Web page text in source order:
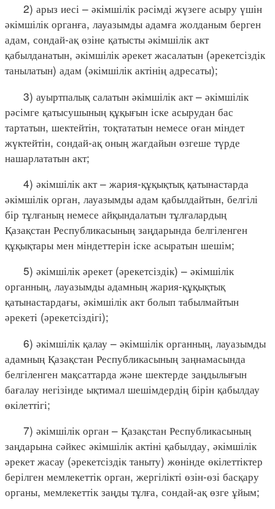
2) арыз иесі – әкімшілік рәсімді жүзеге асыру үшін
әкімшілік органға, лауазымды адамға жолданым берген
адам, сондай-ақ өзіне қатысты әкімшілік акт
қабылданатын, әкімшілік әрекет жасалатын (әрекетсіздік
танылатын) адам (әкімшілік актінің адресаты);
3) ауыртпалық салатын әкімшілік акт – әкімшілік
рәсімге қатысушының құқығын іске асырудан бас
тартатын, шектейтін, тоқтататын немесе оған міндет
жүктейтін, сондай-ақ оның жағдайын өзгеше түрде
нашарлататын акт;
4) әкімшілік акт – жария-құқықтық қатынастарда
әкімшілік орган, лауазымды адам қабылдайтын, белгілі
бір тұлғаның немесе айқындалатын тұлғалардың
Қазақстан Республикасының заңдарында белгіленген
құқықтары мен міндеттерін іске асыратын шешім;
5) әкімшілік әрекет (әрекетсіздік) – әкімшілік
органның, лауазымды адамның жария-құқықтық
қатынастардағы, әкімшілік акт болып табылмайтын
әрекеті (әрекетсіздігі);
6) әкімшілік қалау – әкімшілік органның, лауазымды
адамның Қазақстан Республикасының заңнамасында
белгіленген мақсаттарда және шектерде заңдылығын
бағалау негізінде ықтимал шешімдердің бірін қабылдау
өкілеттігі;
7) әкімшілік орган – Қазақстан Республикасының
заңдарына сәйкес әкімшілік актіні қабылдау, әкімшілік
әрекет жасау (әрекетсіздік таныту) жөнінде өкілеттіктер
берілген мемлекеттік орган, жергілікті өзін-өзі басқару
органы, мемлекеттік заңды тұлға, сондай-ақ өзге ұйым;